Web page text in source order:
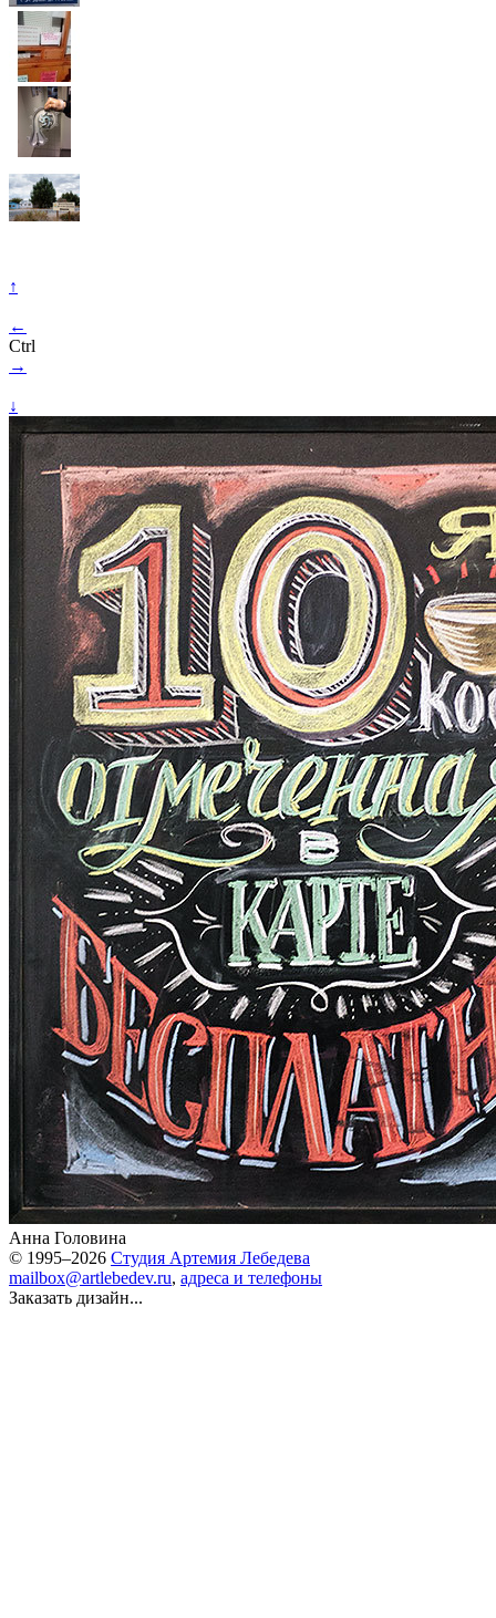
↑
←
Ctrl
→
↓
Анна Головина
© 1995–2026 Студия Артемия Лебедева
mailbox@artlebedev.ru, адреса и телефоны
Заказать дизайн...